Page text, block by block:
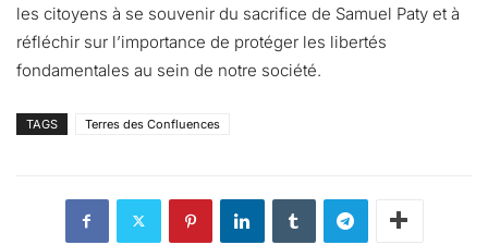
les citoyens à se souvenir du sacrifice de Samuel Paty et à
réfléchir sur l’importance de protéger les libertés
fondamentales au sein de notre société.
TAGS Terres des Confluences